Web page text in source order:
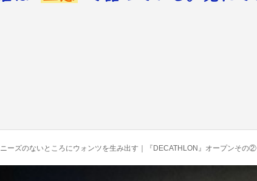
ニーズのないところにウォンツを生み出す｜『DECATHLON』オープンその②